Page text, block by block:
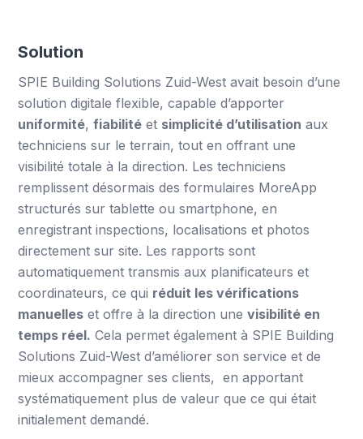
Solution
SPIE Building Solutions Zuid-West avait besoin d’une
solution digitale flexible, capable d’apporter
uniformité,fiabilité et simplicité d’utilisation aux
techniciens sur le terrain, tout en offrant une
visibilité totale à la direction. Les techniciens
remplissent désormais des formulaires MoreApp
structurés sur tablette ou smartphone, en
enregistrant inspections, localisations et photos
directement sur site. Les rapports sont
automatiquement transmis aux planificateurs et
coordinateurs, ce qui réduit les vérifications
manuelles et offre à la direction unevisibilité en
temps réel. Cela permet également à SPIE Building
Solutions Zuid-West d’améliorer son service et de
mieux accompagner ses clients, en apportant
systématiquement plus de valeur que ce qui était
initialement demandé.